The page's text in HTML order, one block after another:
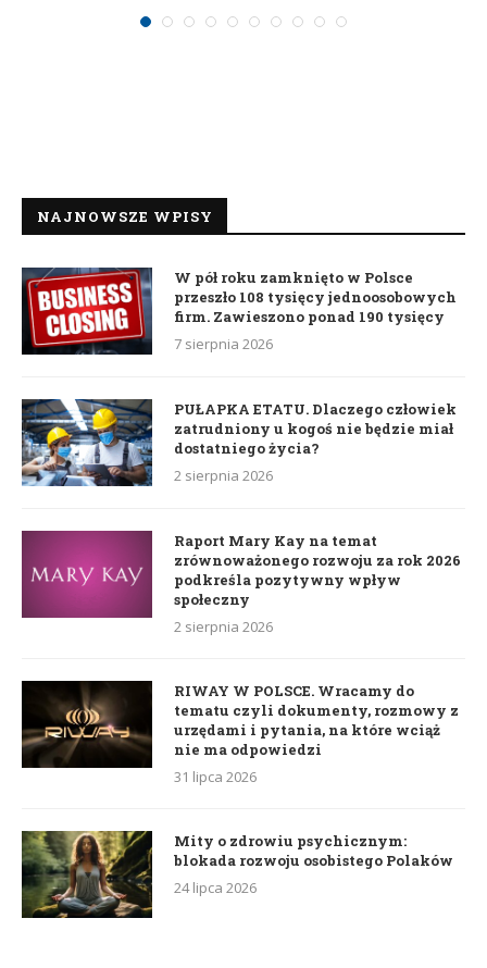
NAJNOWSZE WPISY
W pół roku zamknięto w Polsce
przeszło 108 tysięcy jednoosobowych
firm. Zawieszono ponad 190 tysięcy
7 sierpnia 2026
PUŁAPKA ETATU. Dlaczego człowiek
zatrudniony u kogoś nie będzie miał
dostatniego życia?
2 sierpnia 2026
Raport Mary Kay na temat
zrównoważonego rozwoju za rok 2026
podkreśla pozytywny wpływ
społeczny
2 sierpnia 2026
RIWAY W POLSCE. Wracamy do
tematu czyli dokumenty, rozmowy z
urzędami i pytania, na które wciąż
nie ma odpowiedzi
31 lipca 2026
Mity o zdrowiu psychicznym:
blokada rozwoju osobistego Polaków
24 lipca 2026